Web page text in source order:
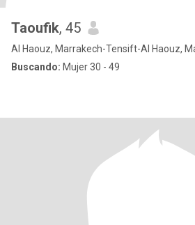
Taoufik, 45
Al Haouz, Marrakech-Tensift-Al Haouz,
Buscando: Mujer 30 - 49